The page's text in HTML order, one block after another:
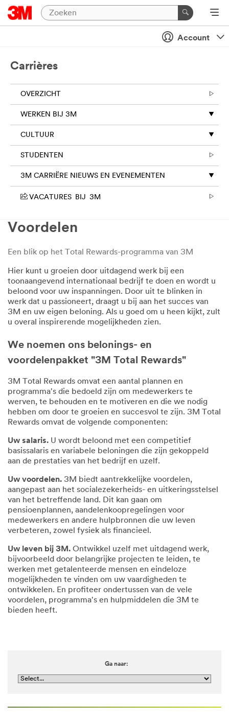
Account
Carrières
OVERZICHT
WERKEN BIJ 3M
CULTUUR
STUDENTEN
3M CARRIËRE NIEUWS EN EVENEMENTEN
VACATURES BIJ 3M
Voordelen
Een blik op het Total Rewards-programma van 3M
Hier kunt u groeien door uitdagend werk bij een
toonaangevend internationaal bedrijf te doen en wordt u
beloond voor uw inspanningen. Door uit te blinken in
werk dat u passioneert, draagt u bij aan het succes van
3M en uw eigen beloning. Als u goed om u heen kijkt, zult
u overal inspirerende mogelijkheden zien.
We noemen ons belonings- en
voordelenpakket "3M Total Rewards"
3M Total Rewards omvat een aantal plannen en
programma's die bedoeld zijn om medewerkers te
werven, te behouden en te motiveren en die we nodig
hebben om door te groeien en succesvol te zijn. 3M Total
Rewards omvat de volgende componenten:
Uw salaris. U wordt beloond met een competitief
basissalaris en variabele beloningen die zijn gekoppeld
aan de prestaties van het bedrijf en uzelf.
Uw voordelen. 3M biedt aantrekkelijke voordelen,
aangepast aan het socialezekerheids- en uitkeringsstelsel
van het betreffende land. Dit kan gaan om
pensioenplannen, aandelenkoopregelingen voor
medewerkers en andere hulpbronnen die uw leven
verbeteren, zowel fysiek als financieel.
Uw leven bij 3M. Ontwikkel uzelf met uitdagend werk,
bijvoorbeeld door belangrijke projecten te leiden, te
werken met getalenteerde mensen en eindeloze
mogelijkheden te vinden om uw vaardigheden te
ontwikkelen. En profiteer ondertussen van de vele
voordelen, programma's en hulpmiddelen die 3M te
bieden heeft.
Ga naar: